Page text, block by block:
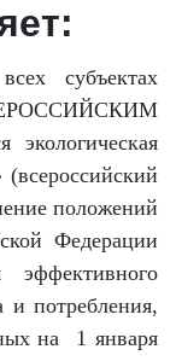
субъектах
положений
Федерации
и потребления,
на 1 января